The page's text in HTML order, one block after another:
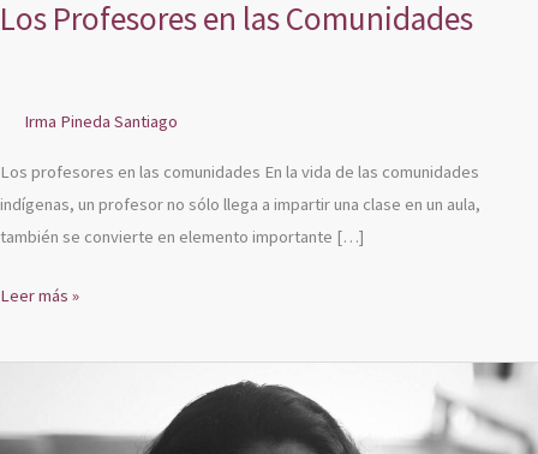
Los Profesores en las Comunidades
Irma Pineda Santiago
Los profesores en las comunidades En la vida de las comunidades
indígenas, un profesor no sólo llega a impartir una clase en un aula,
también se convierte en elemento importante […]
Leer más »
la